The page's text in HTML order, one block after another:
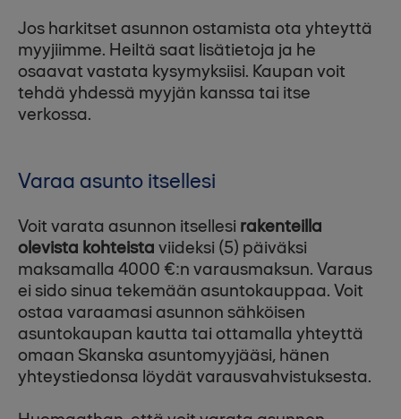
Jos harkitset asunnon ostamista ota yhteyttä
myyjiimme. Heiltä saat lisätietoja ja he
osaavat vastata kysymyksiisi. Kaupan voit
tehdä yhdessä myyjän kanssa tai itse
verkossa.
Varaa asunto itsellesi
Voit varata asunnon itsellesi rakenteilla
olevista kohteista viideksi (5) päiväksi
maksamalla 4000 €:n varausmaksun. Varaus
ei sido sinua tekemään asuntokauppaa. Voit
ostaa varaamasi asunnon sähköisen
asuntokaupan kautta tai ottamalla yhteyttä
omaan Skanska asuntomyyjääsi, hänen
yhteystiedonsa löydät varausvahvistuksesta.